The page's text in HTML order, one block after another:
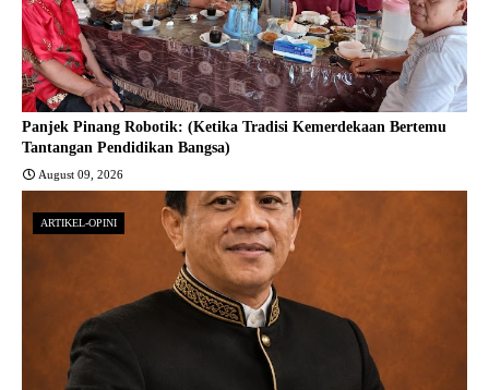
Panjek Pinang Robotik: (Ketika Tradisi Kemerdekaan Bertemu
Tantangan Pendidikan Bangsa)
August 09, 2026
ARTIKEL-OPINI